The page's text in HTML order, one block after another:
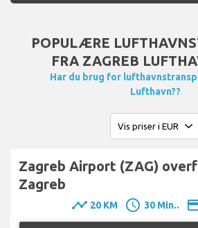
POPULÆRE
FRA ZAGREB
Har du brug for
Lufthavn??
Zagreb Airport (ZAG)
Zagreb
timeline 20 KM schedule 30 Min..